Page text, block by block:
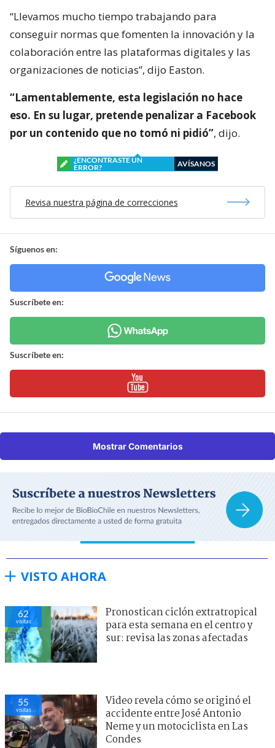
“Llevamos mucho tiempo trabajando para
conseguir normas que fomenten la innovación y la
colaboración entre las plataformas digitales y las
organizaciones de noticias”, dijo Easton.
“Lamentablemente, esta legislación no hace
eso. En su lugar, pretende penalizar a Facebook
por un contenido que no tomó ni pidió”, dijo.
¿ENCONTRASTE UN
ERROR?
AVÍSANOS
Revisa nuestra página de correcciones
Síguenos en:
Suscríbete en:
Suscríbete en:
Mostrar Comentarios
VISTO AHORA
62
visitas
Pronostican ciclón extratropical
para esta semana en el centro y
sur: revisa las zonas afectadas
55
visitas
Video revela cómo se originó el
accidente entre José Antonio
Neme y un motociclista en Las
Condes